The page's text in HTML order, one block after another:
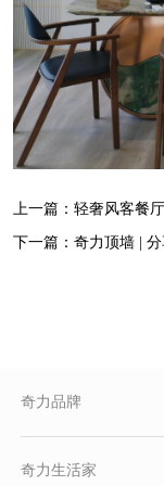
上一篇：轻奢风客餐
下一篇：奇力顶墙 |
奇力品牌
奇力生活家